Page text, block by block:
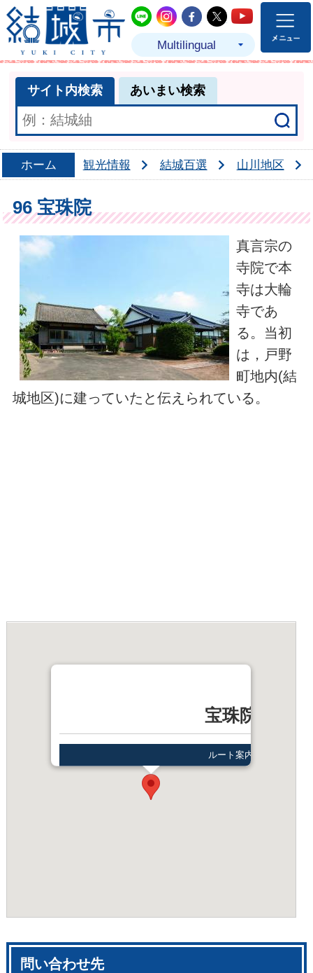
結城市公式LINE
結城市公式Instagram
結城市公式
結城市公式
結城市
Multilingual
サイト内検索 あいまい検索
ホーム 観光情報 結城百選 山川地区
96 宝珠院
真言宗の
寺院で本
寺は大輪
寺であ
る。当初
は，戸野
町地内(結
城地区)に建っていたと伝えられている。
宝珠院
ルート案内
問い合わせ先